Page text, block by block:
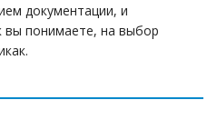
документации, и
вы понимаете, на выбор